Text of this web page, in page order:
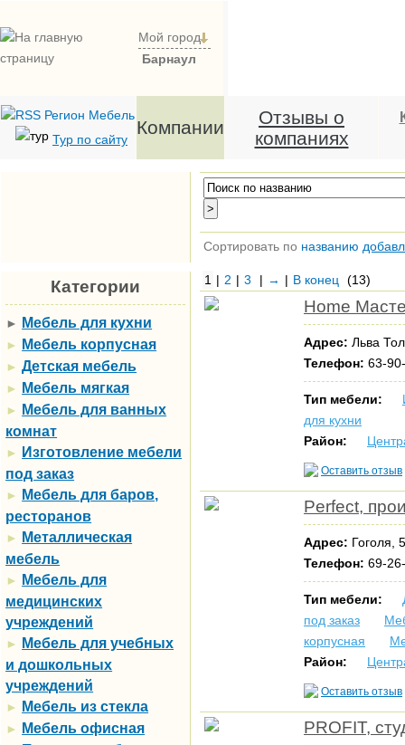
Мой город
Барнаул
Тур по сайту
Компании
Отзывы о
компаниях
Категории
► Мебель для кухни
► Мебель корпусная
► Детская мебель
► Мебель мягкая
► Мебель для ванных
комнат
►
Изготовление мебели
под заказ
►
Мебель для баров,
ресторанов
►
Металлическая
мебель
►
Мебель для
медицинских
учреждений
►
Мебель для учебных
и дошкольных
учреждений
►
Мебель из стекла
► Мебель офисная
Сортировать по названию
1 | 2 | 3 | → | В конец (13)
Home
Адрес: Льва
Телефон: 63-
Тип мебели:
для кухни
Район:
Оставить отзыв
Perfect,
Адрес: Гоголя,
Телефон: 69-
Тип мебели:
под заказ
корпусная
Район:
Оставить отзыв
PROFIT,